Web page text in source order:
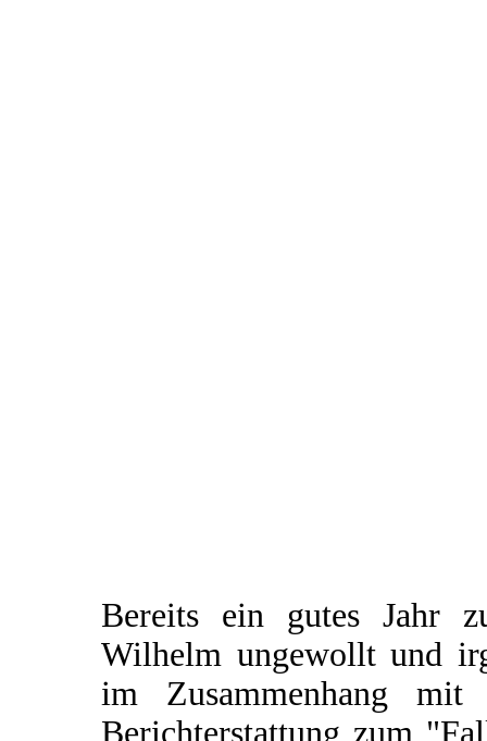
Bereits ein gutes Jahr
Wilhelm ungewollt und
im Zusammenhang mit
Berichterstattung zum